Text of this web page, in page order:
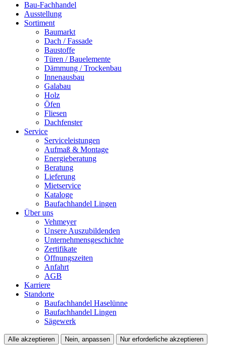
Bau-Fachhandel
Ausstellung
Sortiment
Baumarkt
Dach / Fassade
Baustoffe
Türen / Bauelemente
Dämmung / Trockenbau
Innenausbau
Galabau
Holz
Öfen
Fliesen
Dachfenster
Service
Serviceleistungen
Aufmaß & Montage
Energieberatung
Beratung
Lieferung
Mietservice
Kataloge
Baufachhandel Lingen
Über uns
Vehmeyer
Unsere Auszubildenden
Unternehmensgeschichte
Zertifikate
Öffnungszeiten
Anfahrt
AGB
Karriere
Standorte
Baufachhandel Haselünne
Baufachhandel Lingen
Sägewerk
Alle akzeptieren Nein, anpassen Nur erforderliche akzeptieren